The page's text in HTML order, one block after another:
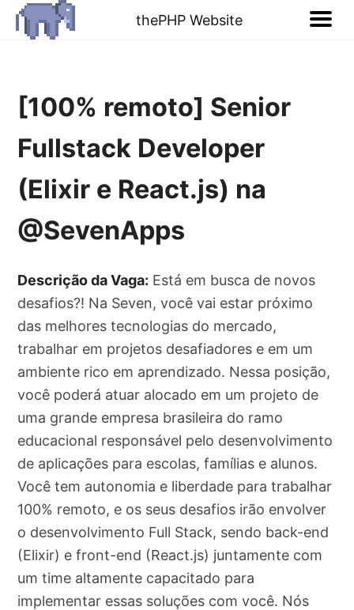
thePHP Website
[100% remoto] Senior
Fullstack Developer
(Elixir e React.js) na
@SevenApps
Descrição da Vaga: Está em busca de novos
desafios?! Na Seven, você vai estar próximo
das melhores tecnologias do mercado,
trabalhar em projetos desafiadores e em um
ambiente rico em aprendizado. Nessa posição,
você poderá atuar alocado em um projeto de
uma grande empresa brasileira do ramo
educacional responsável pelo desenvolvimento
de aplicações para escolas, famílias e alunos.
Você tem autonomia e liberdade para trabalhar
100% remoto, e os seus desafios irão envolver
o desenvolvimento Full Stack, sendo back-end
(Elixir) e front-end (React.js) juntamente com
um time altamente capacitado para
implementar essas soluções com você. Nós